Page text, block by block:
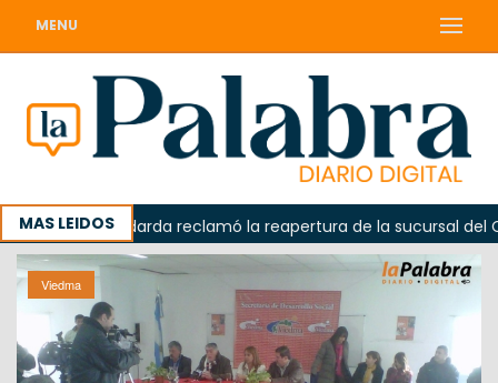
MENU
MAS LEIDOS
Odarda reclamó la reapertura de la sucursal del Correo
Viedma